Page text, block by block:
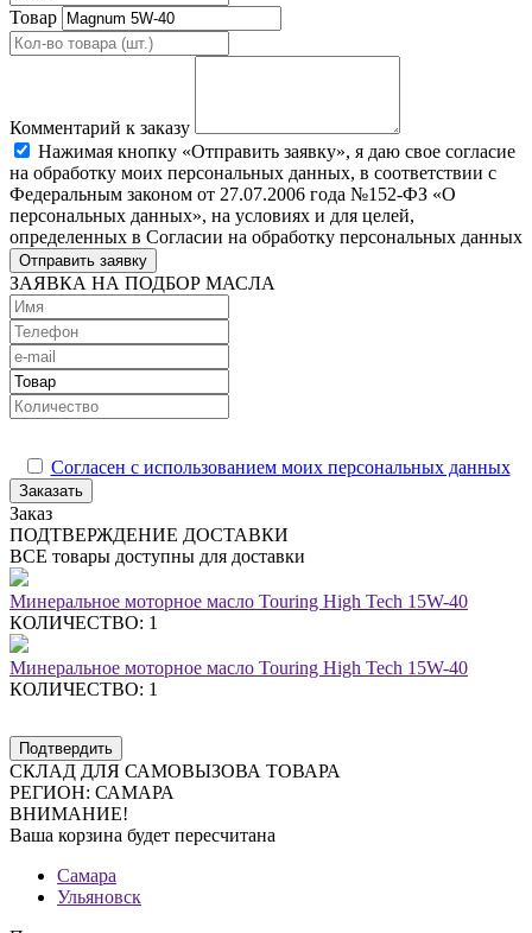
Товар
Комментарий к заказу
Нажимая кнопку «Отправить заявку», я даю свое согласие
на обработку моих персональных данных, в соответствии с
Федеральным законом от 27.07.2006 года №152-ФЗ «О
персональных данных», на условиях и для целей,
определенных в Согласии на обработку персональных данных
Отправить заявку
ЗАЯВКА НА ПОДБОР МАСЛА
Согласен с использованием моих персональных данных
Заказать
Заказ
ПОДТВЕРЖДЕНИЕ ДОСТАВКИ
ВСЕ товары доступны для доставки
Минеральное моторное масло Touring High Tech 15W-40
КОЛИЧЕСТВО: 1
Минеральное моторное масло Touring High Tech 15W-40
КОЛИЧЕСТВО: 1
Подтвердить
СКЛАД ДЛЯ САМОВЫЗОВА ТОВАРА
РЕГИОН: САМАРА
ВНИМАНИЕ!
Ваша корзина будет пересчитана
Самара
Ульяновск